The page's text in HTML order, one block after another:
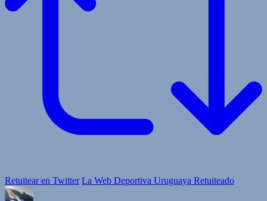
Retuitear en Twitter La Web Deportiva Uruguaya Retuiteado